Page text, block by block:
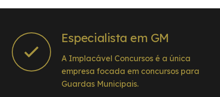
Especialista em GM
A Implacável Concursos é a única
empresa focada em concursos para
Guardas Municipais.